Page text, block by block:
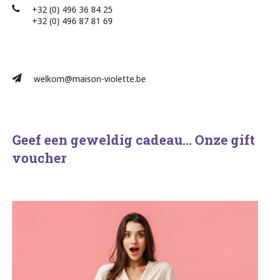
+32 (0) 496 36 84 25
+32 (0) 496 87 81 69​
welkom@maison-violette.be
Geef een geweldig cadeau… Onze gift
voucher